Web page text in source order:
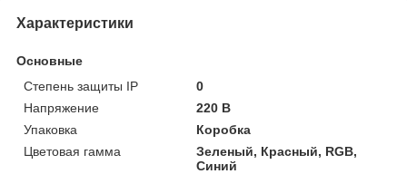
Характеристики
Основные
Степень защиты IP
0
Напряжение
220 В
Упаковка
Коробка
Цветовая гамма
Зеленый, Красный, RGB,
Синий